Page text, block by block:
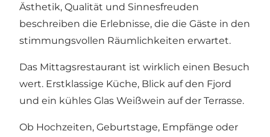
Ästhetik, Qualität und Sinnesfreuden
beschreiben die Erlebnisse, die die Gäste in den
stimmungsvollen Räumlichkeiten erwartet.
Das Mittagsrestaurant ist wirklich einen Besuch
wert. Erstklassige Küche, Blick auf den Fjord
und ein kühles Glas Weißwein auf der Terrasse.
Ob Hochzeiten, Geburtstage, Empfänge oder